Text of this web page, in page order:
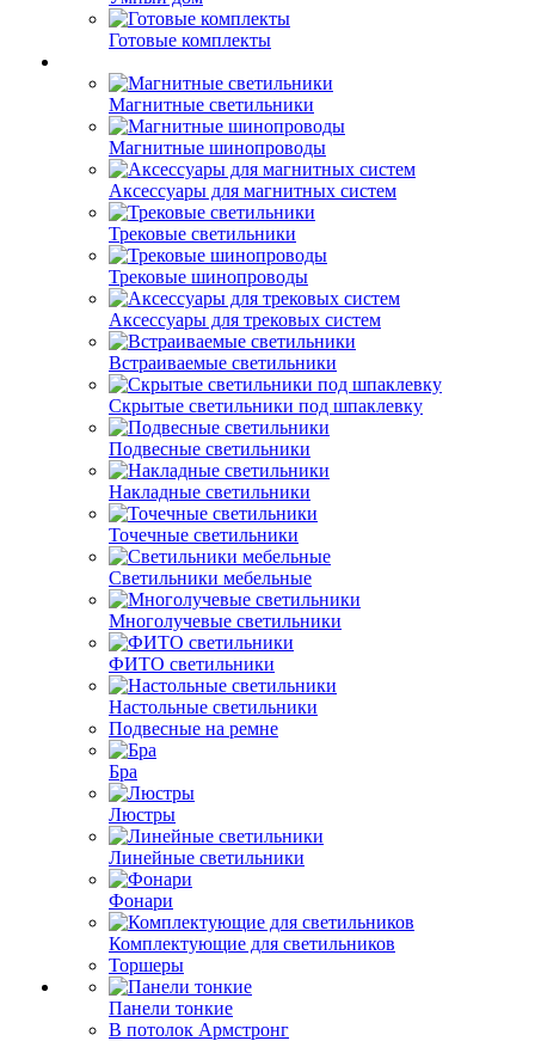
Готовые комплекты
Магнитные светильники
Магнитные шинопроводы
Аксессуары для магнитных систем
Трековые светильники
Трековые шинопроводы
Аксессуары для трековых систем
Встраиваемые светильники
Скрытые светильники под шпаклевку
Подвесные светильники
Накладные светильники
Точечные светильники
Светильники мебельные
Многолучевые светильники
ФИТО светильники
Настольные светильники
Подвесные на ремне
Бра
Люстры
Линейные светильники
Фонари
Комплектующие для светильников
Торшеры
Панели тонкие
В потолок Армстронг